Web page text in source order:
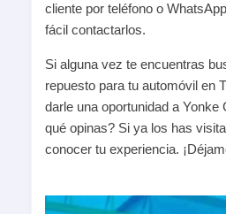
cliente por teléfono o
fácil contactarlos.
Si alguna vez te encuentras
repuesto para tu automóvil en
darle una oportunidad a Yonke
qué opinas? Si ya los has
conocer tu experiencia.